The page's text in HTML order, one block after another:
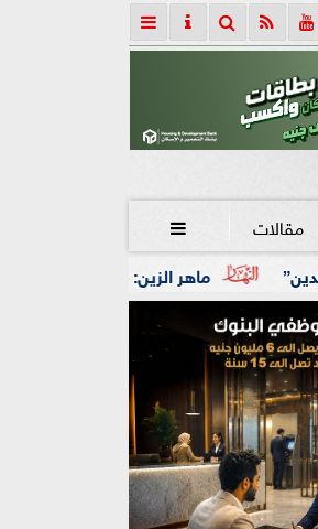
مقالات 